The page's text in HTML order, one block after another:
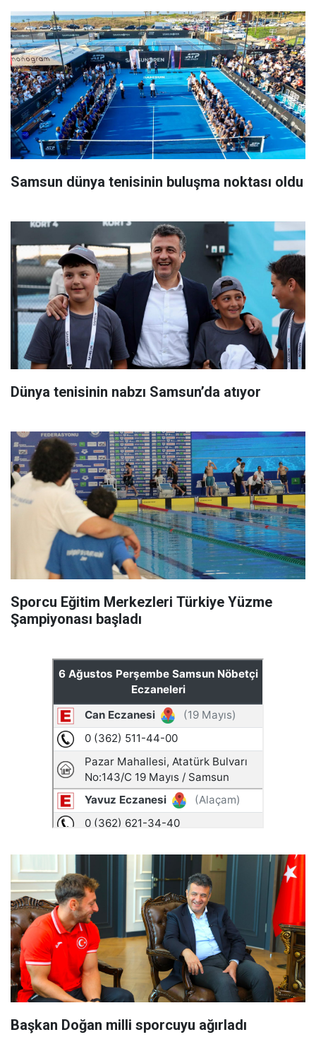
Samsun dünya tenisinin buluşma noktası oldu
Dünya tenisinin nabzı Samsun’da atıyor
Sporcu Eğitim Merkezleri Türkiye Yüzme
Şampiyonası başladı
Başkan Doğan milli sporcuyu ağırladı